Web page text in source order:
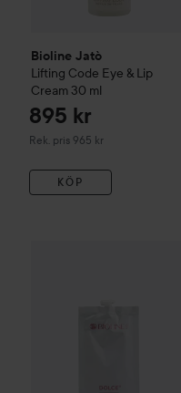
Bioline Jatò
Lifting Code Eye & Lip
Cream 30 ml
895 kr
Rek. pris 965 kr
Rekommenderat pris 965 kr
KÖP